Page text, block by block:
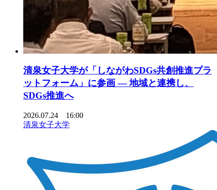
清泉女子大学が「しながわSDGs共創推進プラ
ットフォーム」に参画 ― 地域と連携し、
SDGs推進へ
2026.07.24 16:00
清泉女子大学